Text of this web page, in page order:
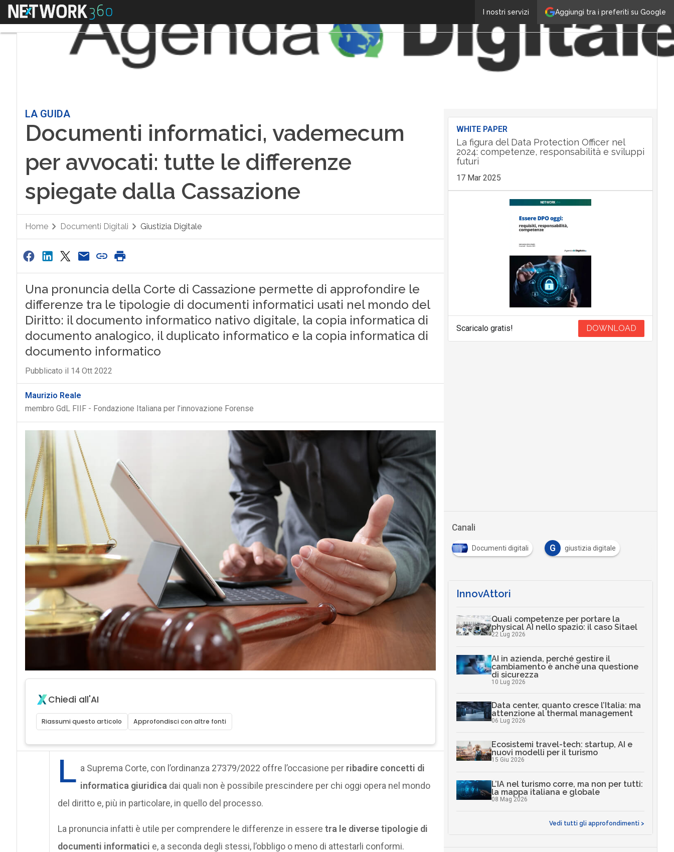
Aggiungi tra i preferiti su Google
I nostri servizi
Menu
LA GUIDA
Documenti informatici, vademecum
per avvocati: tutte le differenze
spiegate dalla Cassazione
Home Documenti Digitali Giustizia Digitale
Una pronuncia della Corte di Cassazione permette di approfondire le
differenze tra le tipologie di documenti informatici usati nel mondo del
Diritto: il documento informatico nativo digitale, la copia informatica di
documento analogico, il duplicato informatico e la copia informatica di
documento informatico
Pubblicato il 14 Ott 2022
Maurizio Reale
membro GdL FIIF - Fondazione Italiana per l’innovazione Forense
Chiedi all'AI
Riassumi questo articolo Approfondisci con altre fonti
L a Suprema Corte, con l’ordinanza 27379/2022 offre l’occasione per ribadire concetti di
informatica giuridica dai quali non è possibile prescindere per chi oggi opera nel mondo
del diritto e, più in particolare, in quello del processo.
La pronuncia infatti è utile per comprendere le differenze in essere tra le diverse tipologie di
documenti informatici e, a seconda degli stessi, l’obbligo o meno di attestarli conformi.
WHITE PAPER
La figura del Data Protection Officer nel
2024: competenze, responsabilità e sviluppi
futuri
17 Mar 2025
Scaricalo gratis! DOWNLOAD
Canali
Documenti digitali G giustizia digitale
InnovAttori
Quali competenze per portare la
physical AI nello spazio: il caso Sitael
22 Lug 2026
AI in azienda, perché gestire il
cambiamento è anche una questione
di sicurezza
10 Lug 2026
Data center, quanto cresce l’Italia: ma
attenzione al thermal management
06 Lug 2026
Ecosistemi travel-tech: startup, AI e
nuovi modelli per il turismo
15 Giu 2026
L’IA nel turismo corre, ma non per tutti:
la mappa italiana e globale
08 Mag 2026
Vedi tutti gli approfondimenti >